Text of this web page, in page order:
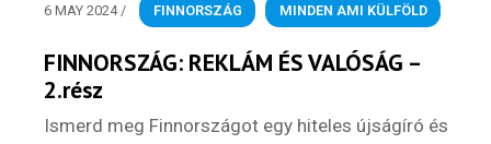
BLOG
Partnerprogram
Oszd meg történeted!
6 MAY 2024/ FINNORSZÁG , MINDEN AMI KÜLFÖLD
FINNORSZÁG: REKLÁM ÉS VALÓSÁG –
2.rész
Ismerd meg Finnországot egy hiteles újságíró és